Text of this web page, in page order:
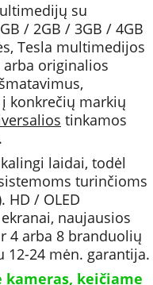
su
/ 2GB / 3GB / 4GB
Tesla multimedijos
arba originalios
konkrečių markių
tinkamos
.
laidai, todėl
turinčioms
/ OLED
naujausios
4 arba 8 branduolių
12-24 mėn. garantija.
kameras, keičiame